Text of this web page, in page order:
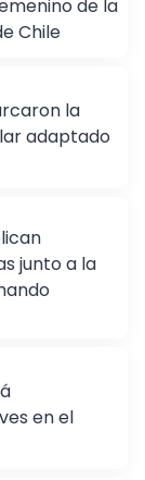
de la
Chile
la
adaptado
junto a la
en el